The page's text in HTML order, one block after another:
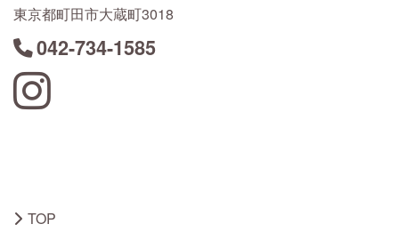
東京都町田市大蔵町3018
042-734-1585
Instagram
TOP